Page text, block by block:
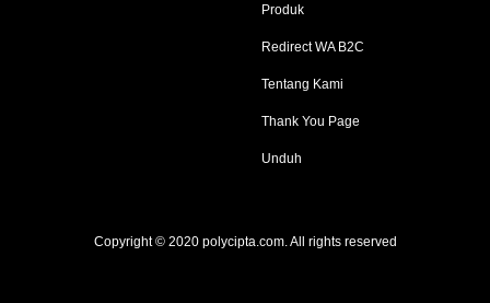
Produk
Redirect WA B2C
Tentang Kami
Thank You Page
Unduh
Copyright © 2020 polycipta.com. All rights reserved